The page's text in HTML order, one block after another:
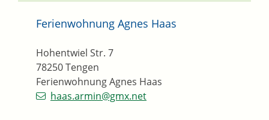
Ferienwohnung Agnes Haas
Ferienwohnung Agnes Haas
Hohentwiel Str. 7
78250Tengen
haas.armin@gmx.net